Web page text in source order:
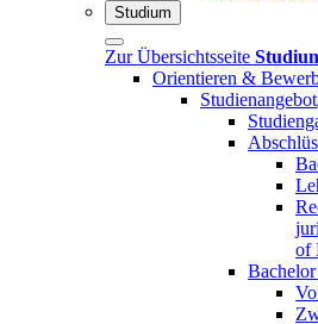
Studium
Zur Übersichtsseite
Orientieren &
Studienangebot
of